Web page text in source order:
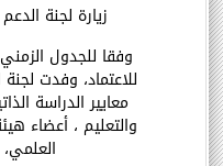
زيارة لجنة الدعم
وفقا للجدول
للاعتماد، وفدت
معايير الدراسة
والتعليم ، أعضاء